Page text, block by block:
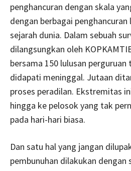
penghancuran dengan skala
dengan berbagai
sejarah dunia. Dalam sebuah
dilangsungkan oleh
bersama 150 lulusan
didapati meninggal. Jutaan
proses peradilan. Ekstremitas
hingga ke pelosok yang tak
pada hari-hari biasa.
Dan satu hal yang jangan
pembunuhan dilakukan